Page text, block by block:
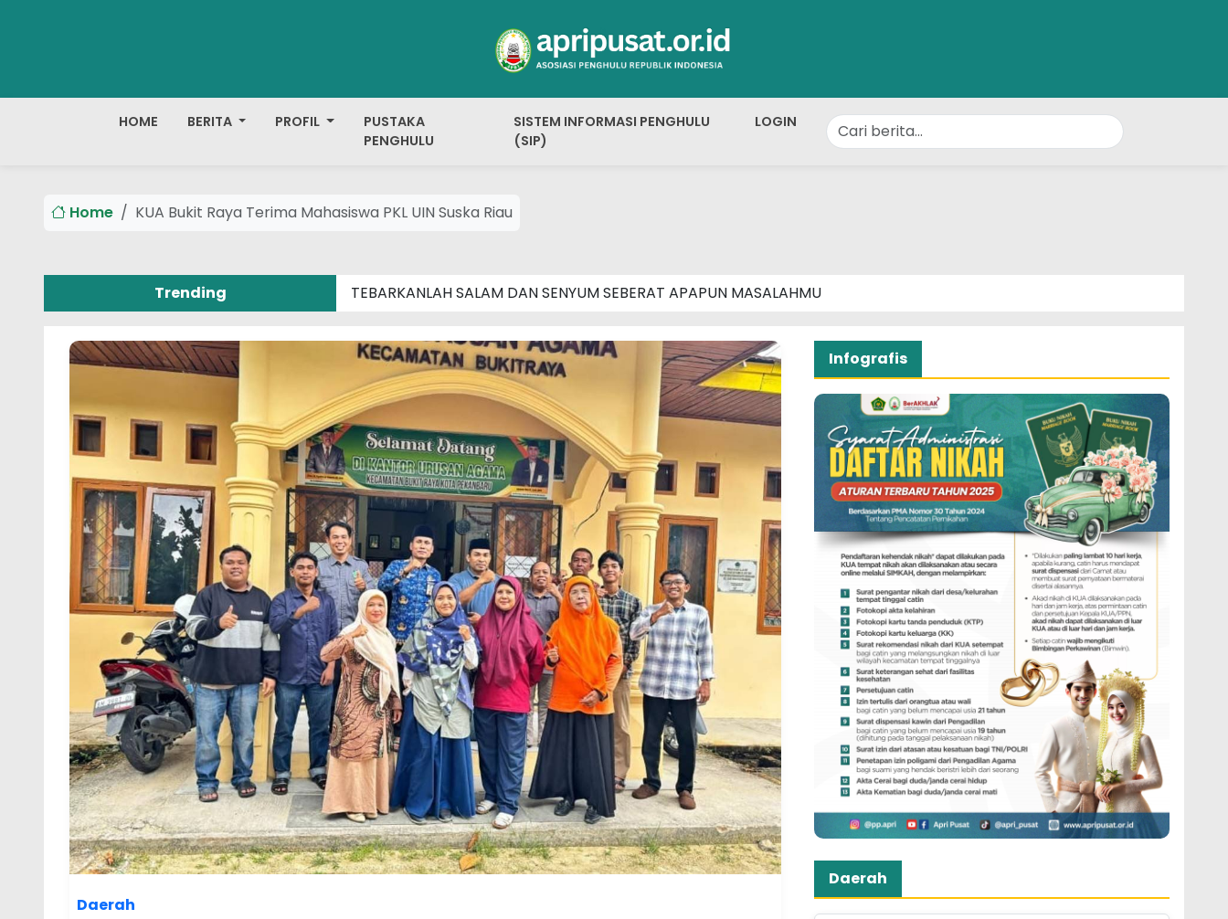
HOME BERITA PROFIL
PUSTAKA
PENGHULU
SISTEM INFORMASI PENGHULU
(SIP)
LOGIN
Home KUA Bukit Raya Terima Mahasiswa PKL UIN Suska Riau
Trending TEBARKANLAH SALAM DAN SENYUM SEBERAT APAPUN MASALAHMU
Daerah
Infografis
Daerah